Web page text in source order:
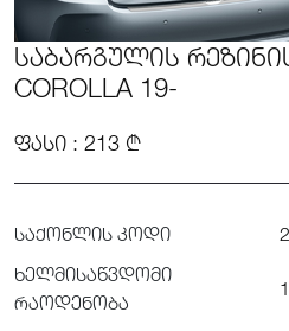
ᲡᲐᲑᲐᲠᲒᲣᲚᲘᲡ
COROLLA 19-
ᲤᲐᲡᲘ : 213 ₾
საქონლის კოდი
ხელმისაწვდომი
რაოდენობა